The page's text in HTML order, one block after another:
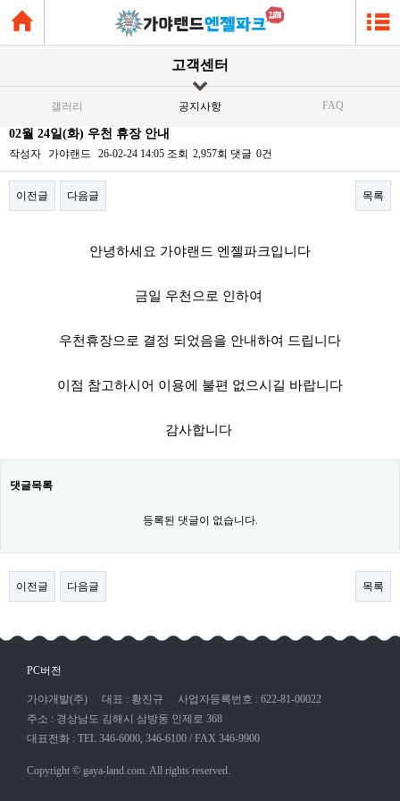
고객센터
갤러리 공지사항 FAQ
02월 24일(화) 우천 휴장 안내
작성자 가야랜드 26-02-24 14:05 조회 2,957회 댓글 0건
이전글 다음글 목록
안녕하세요 가야랜드 엔젤파크입니다
금일 우천으로 인하여
우천휴장으로 결정 되었음을 안내하여 드립니다
이점 참고하시어 이용에 불편 없으시길 바랍니다
감사합니다​
댓글목록
등록된 댓글이 없습니다.
이전글 다음글 목록
PC버전
가야개발(주) 대표 : 황진규
사업자등록번호 : 622-81-00022
주소 : 경상남도 김해시 삼방동 인제로 368
대표전화 : TEL 346-6000, 346-6100 / FAX 346-9900
Copyright © gaya-land.com. All rights reserved.